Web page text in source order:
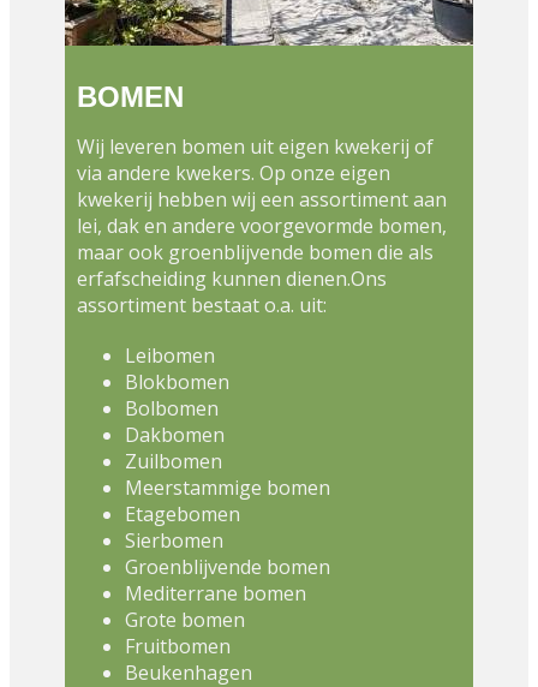
BOMEN
Wij leveren bomen uit eigen kwekerij of
via andere kwekers. Op onze​​ eigen
kwekerij hebben wij een assortiment aan
lei, dak en andere voorgevormde bomen,
maar ook groenblijvende bomen die als
erfafscheiding kunnen dienen.Ons
assortiment bestaat o.a. uit:
Leibomen
Blokbomen
Bolbomen
Dakbomen
Zuilbomen
Meerstammige bomen
Etagebomen
Sierbomen
Groenblijvende bomen
Mediterrane bomen
Grote bomen
Fruitbomen
Beukenhagen